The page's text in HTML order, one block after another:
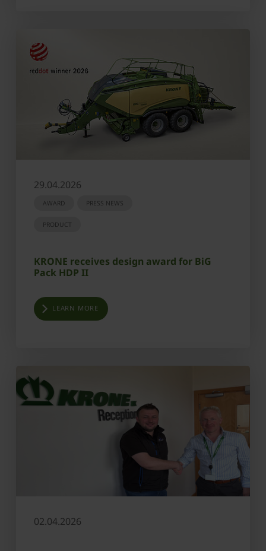
29.04.2026
AWARD PRESS NEWS
PRODUCT
KRONE receives design award for BiG
Pack HDP II
LEARN MORE
02.04.2026